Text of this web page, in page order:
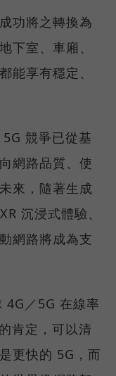
功將之轉換為
下室、車廂、
能享有穩定、
競爭已從基
網路品質、使
來，隨著生成
沉浸式體驗、
網路將成為支
／5G 在線率
肯定，可以清
更快的 5G，而